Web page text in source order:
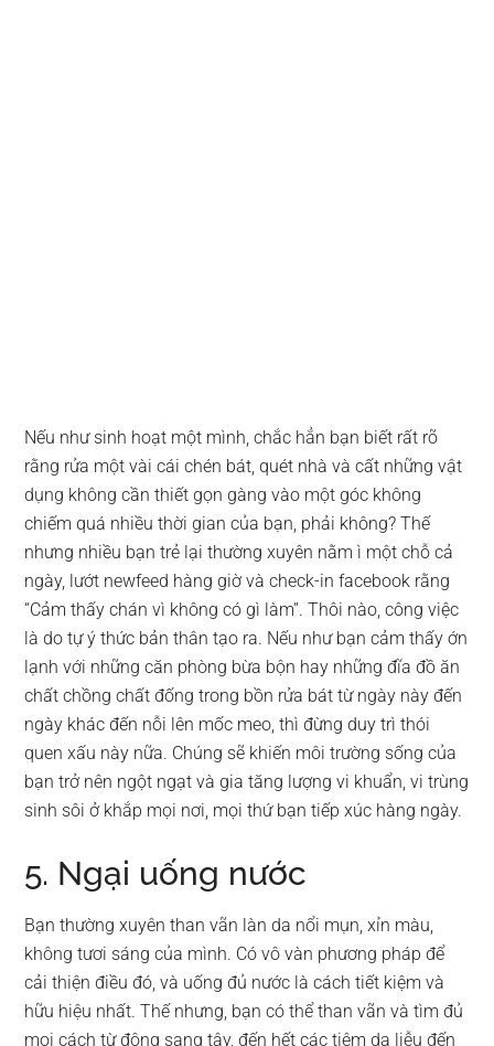
Nếu như sinh hoạt một mình, chắc hẳn bạn biết rất rõ
rằng rửa một vài cái chén bát, quét nhà và cất những vật
dụng không cần thiết gọn gàng vào một góc không
chiếm quá nhiều thời gian của bạn, phải không? Thế
nhưng nhiều bạn trẻ lại thường xuyên nằm ì một chỗ cả
ngày, lướt newfeed hàng giờ và check-in facebook rằng
“Cảm thấy chán vì không có gì làm”. Thôi nào, công việc
là do tự ý thức bản thân tạo ra. Nếu như bạn cảm thấy ớn
lạnh với những căn phòng bừa bộn hay những đĩa đồ ăn
chất chồng chất đống trong bồn rửa bát từ ngày này đến
ngày khác đến nỗi lên mốc meo, thì đừng duy trì thói
quen xấu này nữa. Chúng sẽ khiến môi trường sống của
bạn trở nên ngột ngạt và gia tăng lượng vi khuẩn, vi trùng
sinh sôi ở khắp mọi nơi, mọi thứ bạn tiếp xúc hàng ngày.
5. Ngại uống nước
Bạn thường xuyên than vãn làn da nổi mụn, xỉn màu,
không tươi sáng của mình. Có vô vàn phương pháp để
cải thiện điều đó, và uống đủ nước là cách tiết kiệm và
hữu hiệu nhất. Thế nhưng, bạn có thể than vãn và tìm đủ
mọi cách từ đông sang tây, đến hết các tiệm da liễu đến